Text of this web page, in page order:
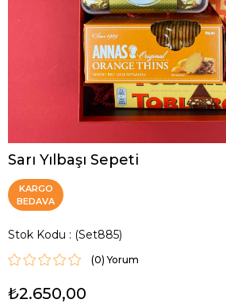
Sarı Yılbaşı Sepeti
KARGO
BEDAVA
Stok Kodu (Set885)
(0)
₺2.650,00